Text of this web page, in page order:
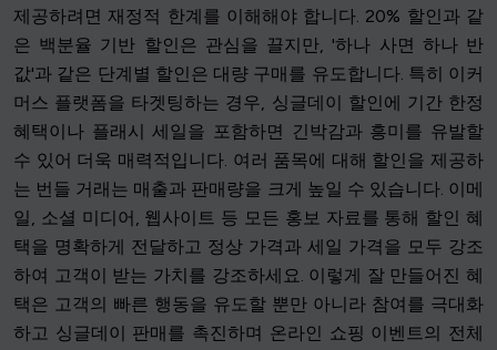
제공하려면 재정적 한계를 이해해야 합니다. 20% 할인과 같
은 백분율 기반 할인은 관심을 끌지만, '하나 사면 하나 반
값'과 같은 단계별 할인은 대량 구매를 유도합니다. 특히 이커
머스 플랫폼을 타겟팅하는 경우, 싱글데이 할인에 기간 한정
혜택이나 플래시 세일을 포함하면 긴박감과 흥미를 유발할
수 있어 더욱 매력적입니다. 여러 품목에 대해 할인을 제공하
는 번들 거래는 매출과 판매량을 크게 높일 수 있습니다. 이메
일, 소셜 미디어, 웹사이트 등 모든 홍보 자료를 통해 할인 혜
택을 명확하게 전달하고 정상 가격과 세일 가격을 모두 강조
하여 고객이 받는 가치를 강조하세요. 이렇게 잘 만들어진 혜
택은 고객의 빠른 행동을 유도할 뿐만 아니라 참여를 극대화
하고 싱글데이 판매를 촉진하며 온라인 쇼핑 이벤트의 전체